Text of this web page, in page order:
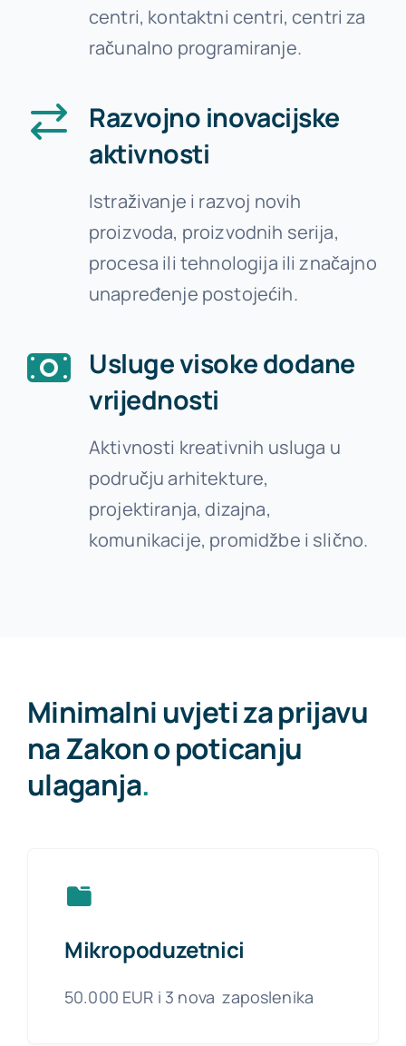
centri, kontaktni centri, centri za
računalno programiranje.
Razvojno inovacijske
aktivnosti
Istraživanje i razvoj novih
proizvoda, proizvodnih serija,
procesa ili tehnologija ili značajno
unapređenje postojećih.
Usluge visoke dodane
vrijednosti
Aktivnosti kreativnih usluga u
području arhitekture,
projektiranja, dizajna,
komunikacije, promidžbe i slično.
Minimalni uvjeti za prijavu
na Zakon o poticanju
ulaganja.
Mikropoduzetnici
50.000 EUR i 3 novazaposlenika